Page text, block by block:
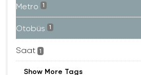
Metro 1
Otobüs 1
Saat 1
Show More Tags